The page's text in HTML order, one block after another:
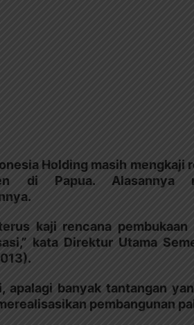
Holding masih mengkaji
di Papua. Alasannya
kaji rencana
kata Direktur Utama
apalagi banyak tantangan
pembangunan